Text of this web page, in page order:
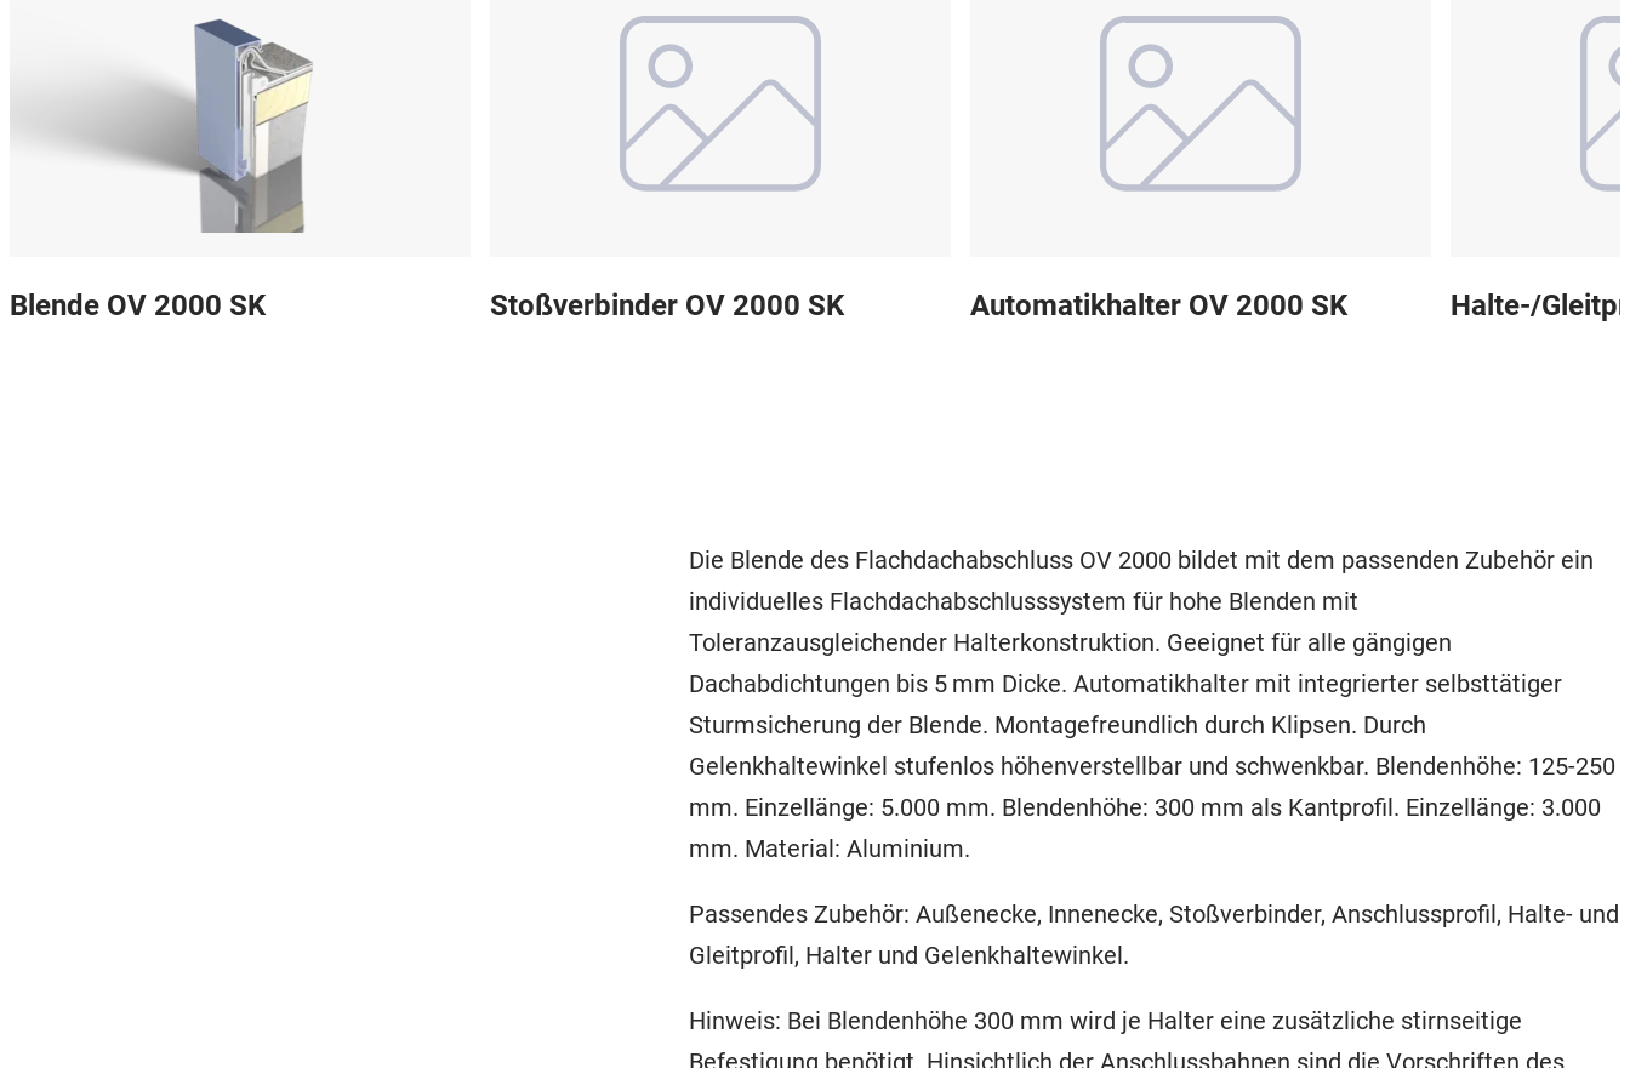
Blende OV 2000 SK Stoßverbinder OV 2000 SK Automatikhalter OV 2000 SK Halte-/
Die Blende des Flachdachabschluss OV 2000 bildet mit dem passenden Zubehör ein
individuelles Flachdachabschlusssystem für hohe Blenden mit
Toleranzausgleichender Halterkonstruktion. Geeignet für alle gängigen
Dachabdichtungen bis 5 mm Dicke. Automatikhalter mit integrierter selbsttätiger
Sturmsicherung der Blende. Montagefreundlich durch Klipsen. Durch
Gelenkhaltewinkel stufenlos höhenverstellbar und schwenkbar. Blendenhöhe: 125-250
mm. Einzellänge: 5.000 mm. Blendenhöhe: 300 mm als Kantprofil. Einzellänge: 3.000
mm. Material: Aluminium.
Passendes Zubehör: Außenecke, Innenecke, Stoßverbinder, Anschlussprofil, Halte- und
Gleitprofil, Halter und Gelenkhaltewinkel.
Hinweis: Bei Blendenhöhe 300 mm wird je Halter eine zusätzliche stirnseitige
Befestigung benötigt. Hinsichtlich der Anschlussbahnen sind die Vorschriften des